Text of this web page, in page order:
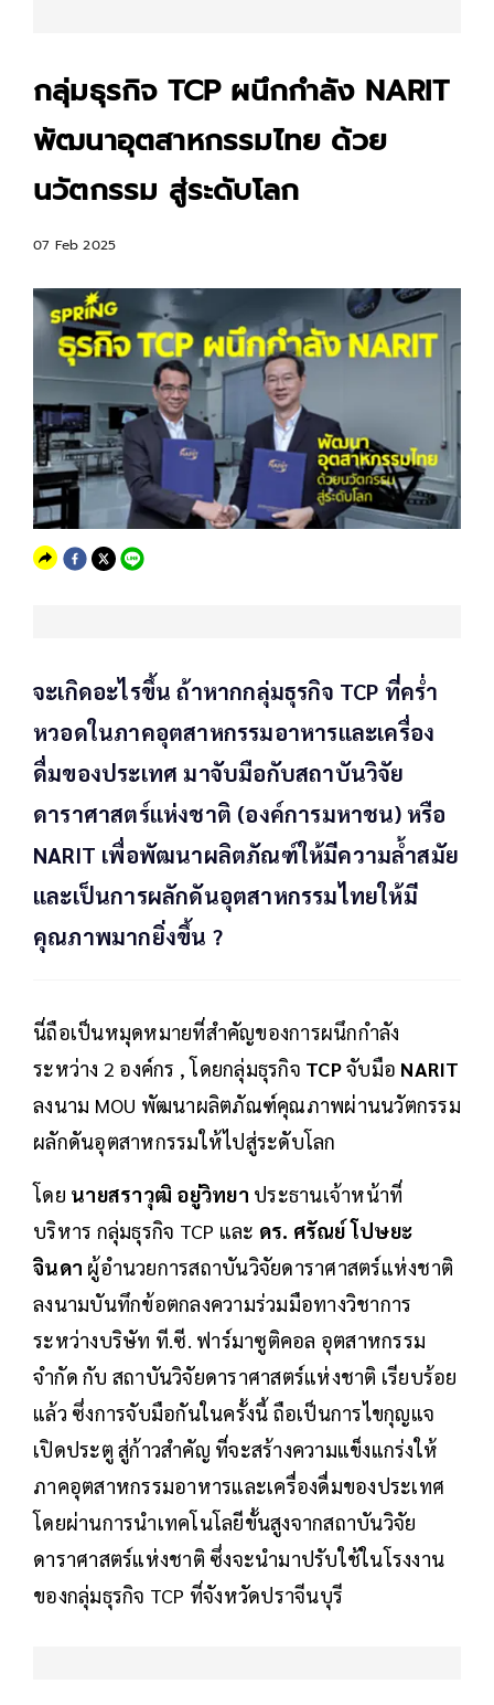
กลุ่มธุรกิจ TCP ผนึกกำลัง NARIT
พัฒนาอุตสาหกรรมไทย ด้วย
นวัตกรรม สู่ระดับโลก
07 Feb 2025
จะเกิดอะไรขึ้น ถ้าหากกลุ่มธุรกิจ TCP ที่คร่ำ
หวอดในภาคอุตสาหกรรมอาหารและเครื่อง
ดื่มของประเทศ มาจับมือกับสถาบันวิจัย
ดาราศาสตร์แห่งชาติ (องค์การมหาชน) หรือ
NARIT เพื่อพัฒนาผลิตภัณฑ์ให้มีความล้ำสมัย
และเป็นการผลักดันอุตสาหกรรมไทยให้มี
คุณภาพมากยิ่งขึ้น ?
นี่ถือเป็นหมุดหมายที่สำคัญของการผนึกกำลัง
ระหว่าง 2 องค์กร , โดยกลุ่มธุรกิจ TCPจับมือ NARIT
ลงนาม MOU พัฒนาผลิตภัณฑ์คุณภาพผ่านนวัตกรรม
ผลักดันอุตสาหกรรมให้ไปสู่ระดับโลก
โดย นายสราวุฒิ อยู่วิทยา ประธานเจ้าหน้าที่
บริหาร กลุ่มธุรกิจ TCP และ ดร. ศรัณย์ โปษยะ
จินดา ผู้อำนวยการสถาบันวิจัยดาราศาสตร์แห่งชาติ
ลงนามบันทึกข้อตกลงความร่วมมือทางวิชาการ
ระหว่างบริษัท ที.ซี. ฟาร์มาซูติคอล อุตสาหกรรม
จำกัด กับ สถาบันวิจัยดาราศาสตร์แห่งชาติ เรียบร้อย
แล้ว ซึ่งการจับมือกันในครั้งนี้ ถือเป็นการไขกุญแจ
เปิดประตู สู่ก้าวสำคัญ ที่จะสร้างความแข็งแกร่งให้
ภาคอุตสาหกรรมอาหารและเครื่องดื่มของประเทศ
โดยผ่านการนำเทคโนโลยีขั้นสูงจากสถาบันวิจัย
ดาราศาสตร์แห่งชาติ ซึ่งจะนำมาปรับใช้ในโรงงาน
ของกลุ่มธุรกิจ TCP ที่จังหวัดปราจีนบุรี